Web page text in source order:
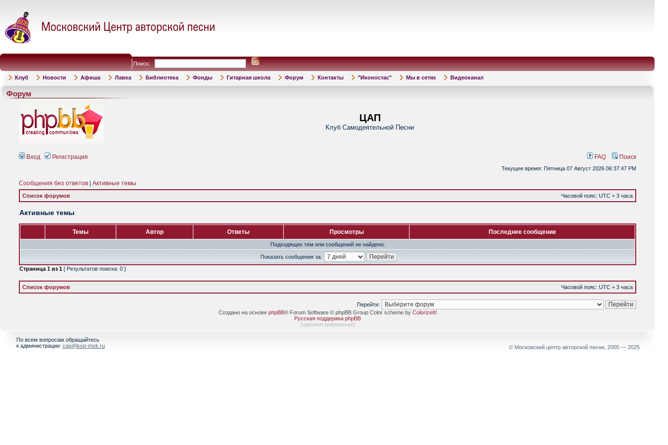
Поиск:
Клуб Новости Афиша Лавка Библиотека Фонды Гитарная школа Форум Контакты "Иконостас" Мы в сетях Видеоканал
Форум
ЦАП
Клуб Самодеятельной Песни
Вход Регистрация FAQ Поиск
Текущее время: Пятница 07 Август 2026 06:37:47 PM
Сообщения без ответов Активные темы
Список форумов Часовой пояс: UTC + 3 часа
Активные темы
Темы Автор Ответы Просмотры Последнее сообщение
Подходящих тем или сообщений не найдено.
Показать сообщения за:
Страница 1 из 1 [ Результатов поиска: 0 ]
Список форумов Часовой пояс: UTC + 3 часа
Перейти:
Создано на основе phpBB® Forum Software © phpBB Group Color scheme by ColorizeIt!
Русская поддержка phpBB
[администрирование]
По всем вопросам обращайтесь
к администрации: cap@ksp-msk.ru © Московский центр авторской песни, 2005 — 2025